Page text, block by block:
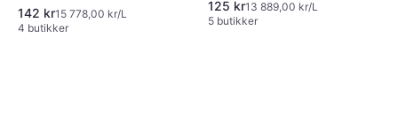
142 kr15 778,00 kr/L
4 butikker
125 kr13 889,00 kr/L
5 butikker